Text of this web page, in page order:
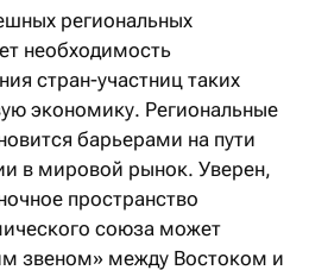
региональных
необходимость
стран-участниц таких
экономику. Региональные
барьерами на пути
в мировой рынок. Уверен,
пространство
союза может
звеном» между Востоком и